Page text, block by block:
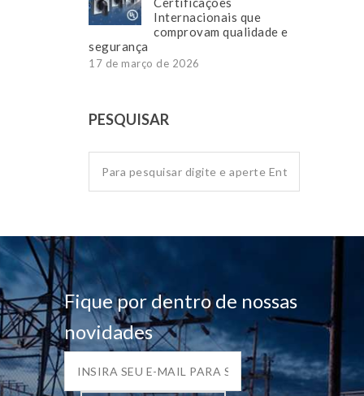
Internacionais que
comprovam qualidade e
segurança
17 de março de 2026
PESQUISAR
Fique por dentro de nossas
novidades